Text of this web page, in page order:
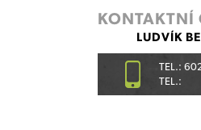
KONTAKTNÍ
LUDVÍK
TEL.:
TEL.: